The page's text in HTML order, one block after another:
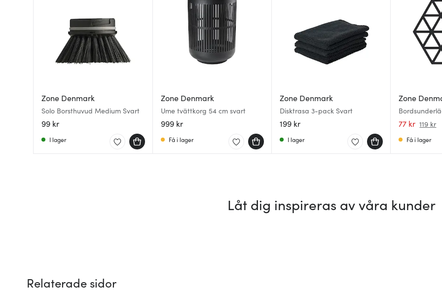
Zone Denmark
Solo Borsthuvud Medium Svart
99 kr
I lager
Zone Denmark
Ume tvättkorg 54 cm svart
999 kr
Få i lager
Zone Denmark
Disktrasa 3-pack Svart
199 kr
I lager
Zone
77 kr 119 kr
Få i lager
Låt dig inspireras av våra kunder
Relaterade sidor